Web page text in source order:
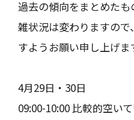
過去の傾向をまとめた
雑状況は変わりますの
すようお願い申し上げま
4月29日・30日
09:00-10:00 比較的空い